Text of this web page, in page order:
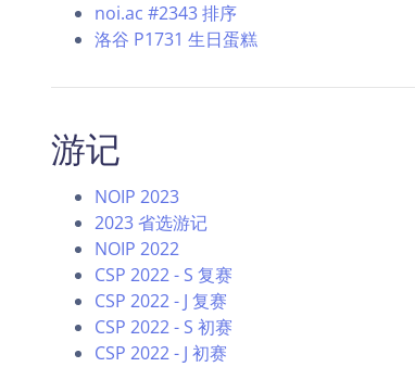
noi.ac #2343 排序
洛谷 P1731 生日蛋糕
游记
NOIP 2023
2023 省选游记
NOIP 2022
CSP 2022 - S 复赛
CSP 2022 - J 复赛
CSP 2022 - S 初赛
CSP 2022 - J 初赛